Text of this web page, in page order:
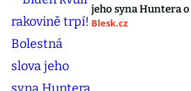
jeho syna Huntera
Blesk.cz